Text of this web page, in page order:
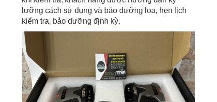
lưỡng cách sử dụng và bảo dưỡng loa, hẹn lịch
kiểm tra, bảo dưỡng định kỳ.